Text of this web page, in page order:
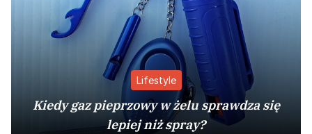
Lifestyle
Kiedy gaz pieprzowy w żelu sprawdza się
lepiej niż spray?